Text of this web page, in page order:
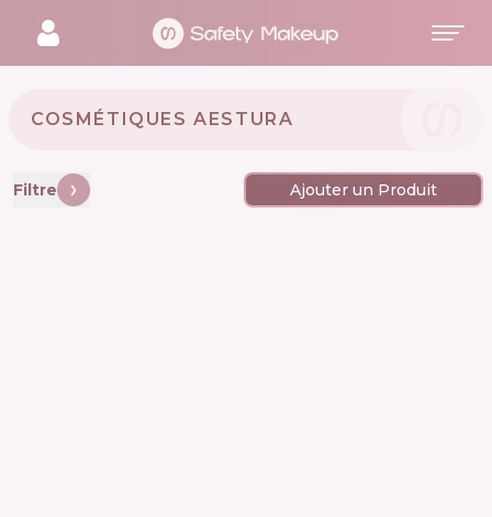
COSMÉTIQUES AESTURA 🇰🇷
Filtre Ajouter un Produit